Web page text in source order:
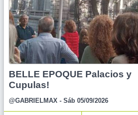
BELLE EPOQUE Palacios y
Cupulas!
@GABRIELMAX - Sáb 05/09/2026